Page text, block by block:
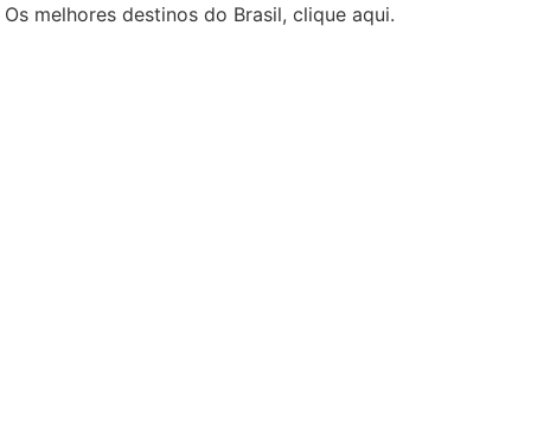
melhores destinos do Brasil, clique aqui.